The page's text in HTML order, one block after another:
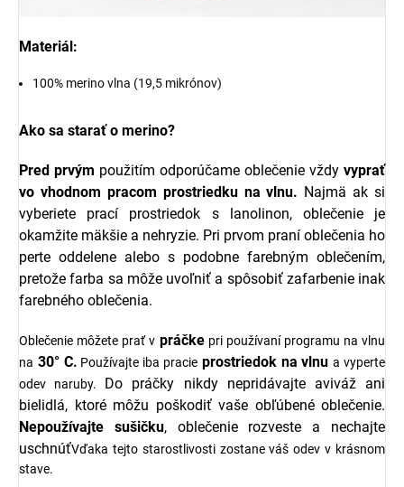
Materiál:
100% merino vlna (19,5 mikrónov)
Ako sa starať o merino?
Pred prvým použitím odporúčame oblečenie vždy vyprať
vo vhodnom pracom prostriedku na vlnu. Najmä ak si
vyberiete prací prostriedok s lanolinon, oblečenie je
okamžite mäkšie a nehryzie. Pri prvom praní oblečenia ho
perte oddelene alebo s podobne farebným oblečením,
pretože farba sa môže uvoľniť a spôsobiť zafarbenie inak
farebného oblečenia.
Oblečenie môžete prať v práčke pri používaní programu na vlnu
na 30° C. Používajte iba pracie prostriedok na vlnu a vyperte
odev naruby. Do práčky nikdy nepridávajte aviváž ani
bielidlá, ktoré môžu poškodiť vaše obľúbené oblečenie.
Nepoužívajte sušičku, oblečenie rozveste a nechajte
uschnúťVďaka tejto starostlivosti zostane váš odev v krásnom
stave.